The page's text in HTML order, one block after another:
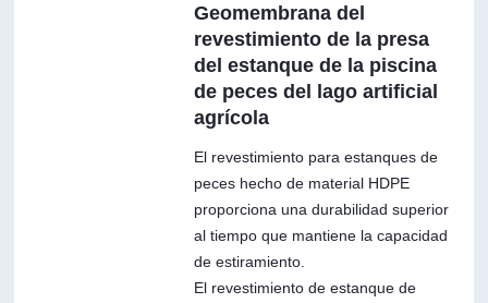
Geomembrana del
revestimiento de la presa
del estanque de la piscina
de peces del lago artificial
agrícola
El revestimiento para estanques de
peces hecho de material HDPE
proporciona una durabilidad superior
al tiempo que mantiene la capacidad
de estiramiento.
El revestimiento de estanque de